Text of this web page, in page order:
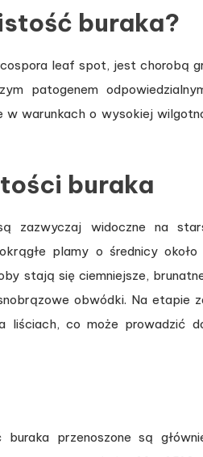
buraka?
leaf spot, jest chorobą
patogenem
warunkach o wysokiej
buraka
zazwyczaj widoczne na
plamy o średnicy
stają się ciemniejsze,
obwódki. Na etapie
co może prowadzić
buraka przenoszone są